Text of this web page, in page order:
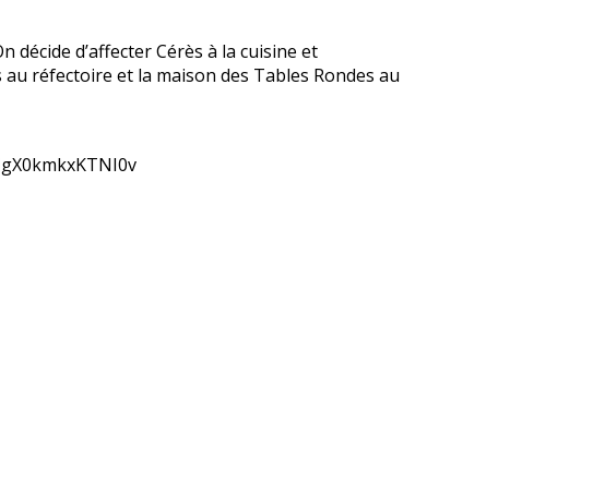
décide d’affecter Cérès à la cuisine et
réfectoire et la maison des Tables Rondes au